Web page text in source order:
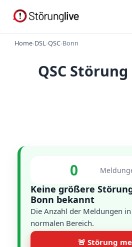
Home›DSL›QSC›Bonn
QSC
0
Keine größere
Bonn bekannt
Die Anzahl der Meldungen
normalen Bereich.
🚨 Störung